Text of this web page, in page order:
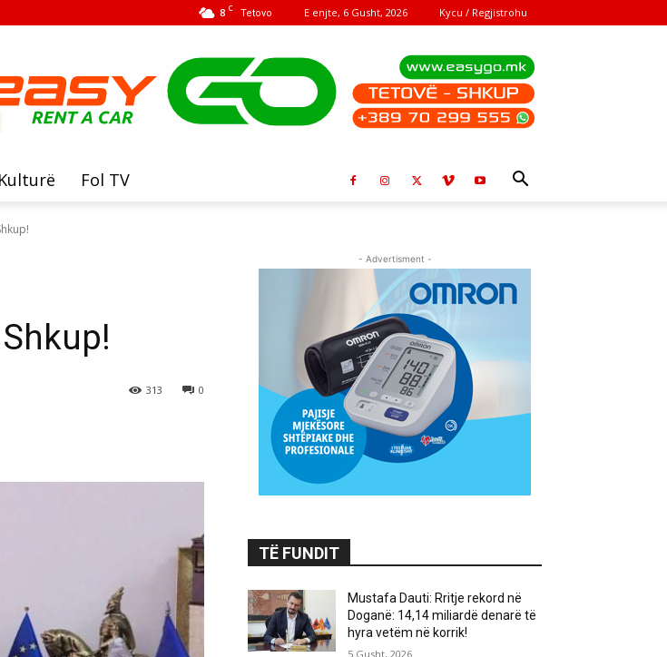
8 C Tetovo E enjte, 6 Gusht, 2026 Kycu / Regjistrohu
Kulturë Fol TV
0
313
- Advertisment -
TË FUNDIT
Mustafa Dauti: Rritje rekord në
Doganë: 14,14 miliardë denarë të
hyra vetëm në korrik!
5 Gusht, 2026